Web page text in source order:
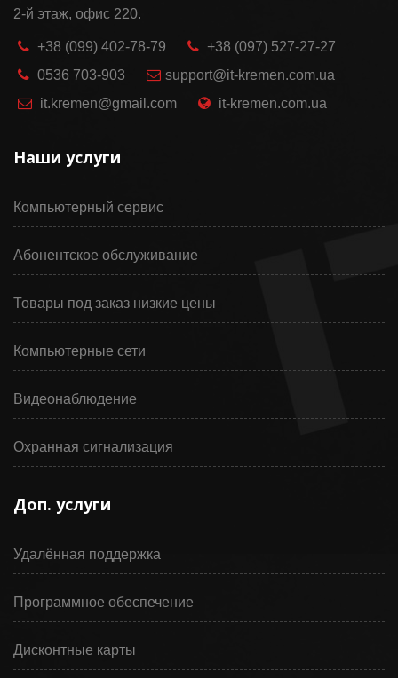
2-й этаж, офис 220.
+38 (099) 402-78-79
+38 (097) 527-27-27
0536 703-903
support@it-kremen.com.ua
it.kremen@gmail.com
it-kremen.com.ua
Наши услуги
Компьютерный сервис
Абонентское обслуживание
Товары под заказ низкие цены
Компьютерные сети
Видеонаблюдение
Охранная сигнализация
Доп. услуги
Удалённая поддержка
Программное обеспечение
Дисконтные карты